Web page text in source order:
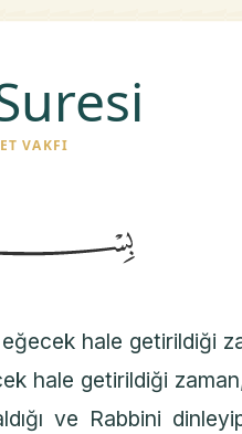
VAKFI
eğecek hale getirildiği
hale getirildiği
ve Rabbini